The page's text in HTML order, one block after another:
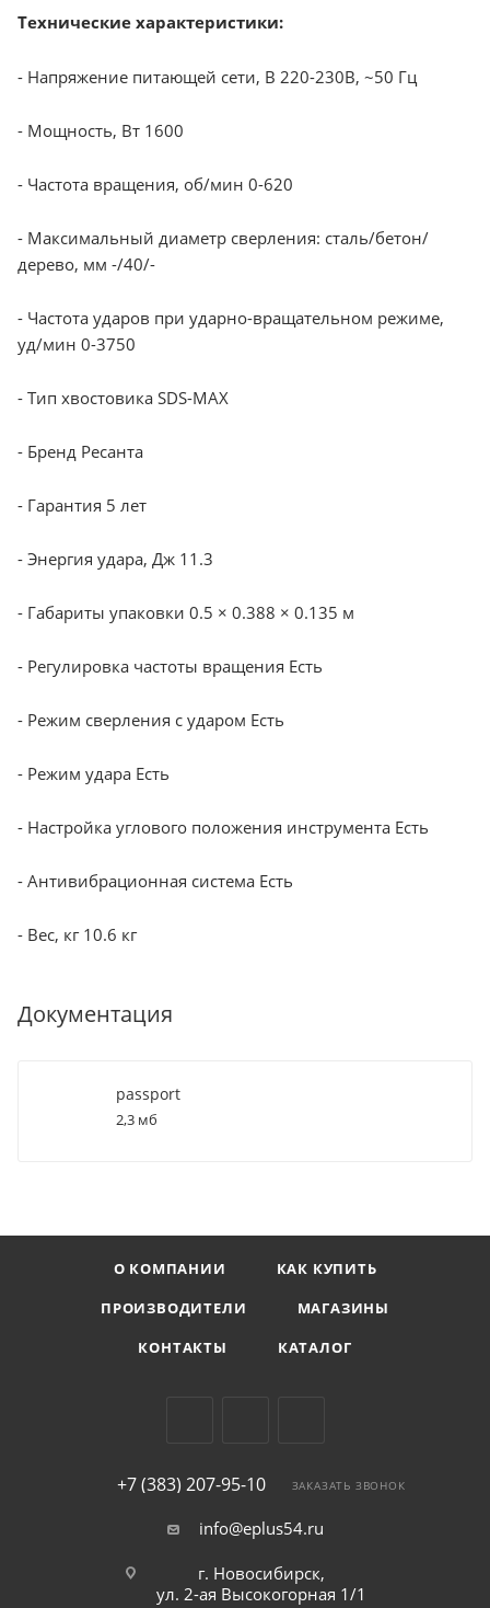
Технические характеристики:
- Напряжение питающей сети, В 220-230В, ~50 Гц
- Мощность, Вт 1600
- Частота вращения, об/мин 0-620
- Максимальный диаметр сверления: сталь/бетон/
дерево, мм -/40/-
- Частота ударов при ударно-вращательном режиме,
уд/мин 0-3750
- Тип хвостовика SDS-MAX
- Бренд Ресанта
- Гарантия 5 лет
- Энергия удара, Дж 11.3
- Габариты упаковки 0.5 × 0.388 × 0.135 м
- Регулировка частоты вращения Есть
- Режим сверления с ударом Есть
- Режим удара Есть
- Настройка углового положения инструмента Есть
- Антивибрационная система Есть
- Вес, кг 10.6 кг
Документация
passport
2,3 мб
О КОМПАНИИ
КАК КУПИТЬ
ПРОИЗВОДИТЕЛИ
МАГАЗИНЫ
КОНТАКТЫ
КАТАЛОГ
+7 (383) 207-95-10 ЗАКАЗАТЬ ЗВОНОК
info@eplus54.ru
г. Новосибирск,
ул. 2-ая Высокогорная 1/1